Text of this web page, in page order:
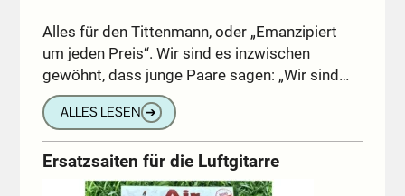
Alles für den Tittenmann, oder „Emanzipiert
um jeden Preis“. Wir sind es inzwischen
gewöhnt, dass junge Paare sagen: „Wir sind…
ALLES LESEN ➔
Ersatzsaiten für die Luftgitarre